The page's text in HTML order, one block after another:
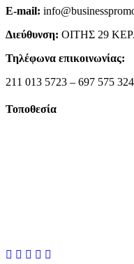
E-mail:
Διεύθυνση: ΟΙΤΗΣ 29
Τηλέφωνα επικοινωνίας:
211 013 5723 – 697 575
Τοποθεσία